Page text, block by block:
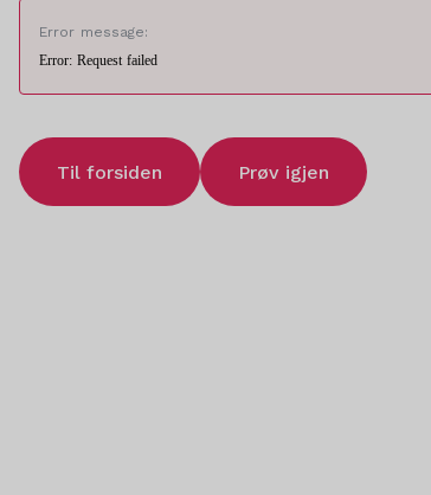
Error message:
Error: Request failed
Til forsiden Prøv igjen